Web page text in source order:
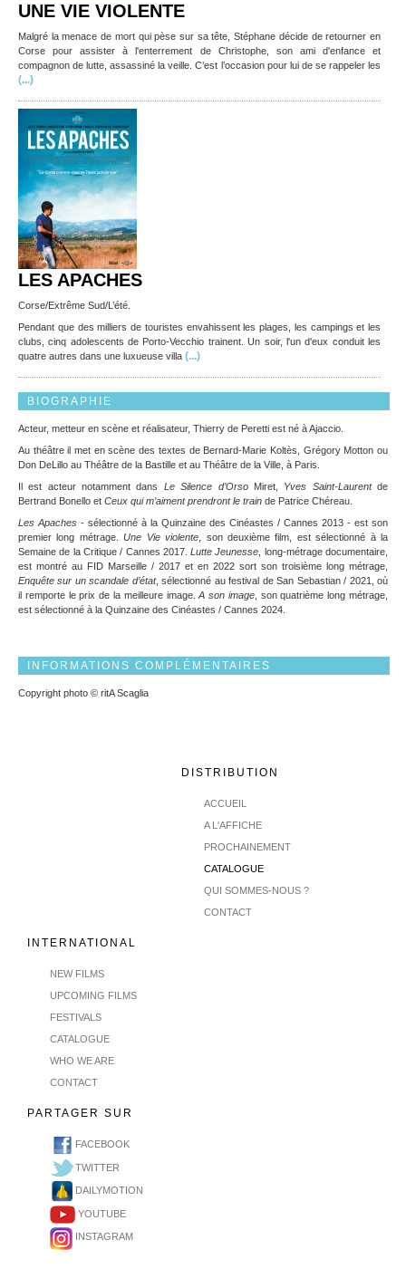
UNE VIE VIOLENTE
Malgré la menace de mort qui pèse sur sa tête, Stéphane décide de retourner en
Corse pour assister à l'enterrement de Christophe, son ami d'enfance et
compagnon de lutte, assassiné la veille. C’est l’occasion pour lui de se rappeler les
(...)
LES APACHES
Corse/Extrême Sud/L’été.
Pendant que des milliers de touristes envahissent les plages, les campings et les
clubs, cinq adolescents de Porto-Vecchio trainent. Un soir, l'un d'eux conduit les
quatre autres dans une luxueuse villa (...)
BIOGRAPHIE
Acteur, metteur en scène et réalisateur, Thierry de Peretti est né à Ajaccio.
Au théâtre il met en scène des textes de Bernard-Marie Koltès, Grégory Motton ou
Don DeLillo au Théâtre de la Bastille et au Théâtre de la Ville, à Paris.
Il est acteur notamment dans Le Silence d’OrsoMiret, Yves Saint-Laurentde
Bertrand Bonello et Ceux qui m’aiment prendront le train de Patrice Chéreau.
Les Apaches - sélectionné à la Quinzaine des Cinéastes / Cannes 2013 - est son
premier long métrage.Une Vie violente , son deuxième film, est sélectionné à la
Semaine de la Critique / Cannes 2017.Lutte Jeunesse , long-métrage documentaire,
est montré au FID Marseille / 2017 et en 2022 sort son troisième long métrage,
Enquête sur un scandale d’état, sélectionné au festival de San Sebastian / 2021, où
il remporte le prix de la meilleure image.A son image, son quatrième long métrage,
est sélectionné à la Quinzaine des Cinéastes / Cannes 2024.
INFORMATIONS COMPLÉMENTAIRES
Copyright photo © ritA Scaglia
DISTRIBUTION
ACCUEIL
A L'AFFICHE
PROCHAINEMENT
CATALOGUE
QUI SOMMES-NOUS ?
CONTACT
INTERNATIONAL
NEW FILMS
UPCOMING FILMS
FESTIVALS
CATALOGUE
WHO WE ARE
CONTACT
PARTAGER SUR
FACEBOOK
TWITTER
DAILYMOTION
YOUTUBE
INSTAGRAM